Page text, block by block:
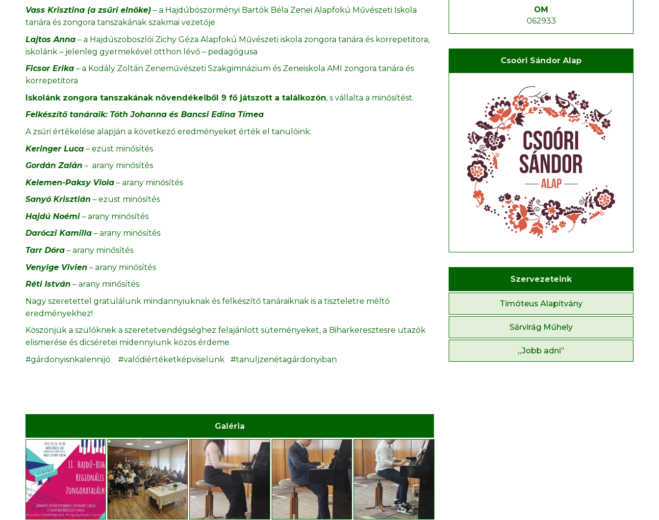
Vass Krisztina (a zsűri elnöke) – a Hajdúböszörményi Bartók Béla Zenei Alapfokú Művészeti Iskola
tanára és zongora tanszakának szakmai vezetője
Lajtos Anna – a Hajdúszoboszlói Zichy Géza Alapfokú Művészeti iskola zongora tanára és korrepetitora,
iskolánk – jelenleg gyermekével otthon lévő – pedagógusa
Ficsor Erika – a Kodály Zoltán Zeneművészeti Szakgimnázium és Zeneiskola AMI zongora tanára és
korrepetitora
Iskolánk zongora tanszakának növendékeiből 9 fő játszott a találkozón, s vállalta a minősítést.
Felkészítő tanáraik: Tóth Johanna és Bancsi Edina Tímea
A zsűri értékelése alapján a következő eredményeket érték el tanulóink:
Keringer Luca – ezüst minősítés
Gordán Zalán – arany minősítés
Kelemen-Paksy Viola – arany minősítés
Sanyó Krisztián – ezüst minősítés
Hajdú Noémi – arany minősítés
Daróczi Kamilla – arany minősítés
Tarr Dóra – arany minősítés
Venyige Vivien – arany minősítés
Réti István – arany minősítés
Nagy szeretettel gratulálunk mindannyiuknak és felkészítő tanáraiknak is a tiszteletre méltó
eredményekhez!
Köszönjük a szülőknek a szeretetvendégséghez felajánlott süteményeket, a Biharkeresztesre utazók
elismerése és dicséretei midennyiunk közös érdeme.
#gárdonyisnkalennijó #valódiértéketképviselünk #tanuljzenétagárdonyiban
Galéria
OM
062933
Csoóri Sándor Alap
Szervezeteink
Timóteus Alapítvány
Sárvirág Műhely
„Jobb adni”